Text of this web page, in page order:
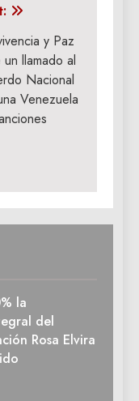
y Paz
llamado al
Nacional
Venezuela
la
del
Rosa Elvira